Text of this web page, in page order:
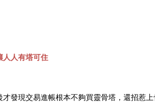
人人有塔可住
發現交易進帳根本不夠買靈骨塔，還招惹